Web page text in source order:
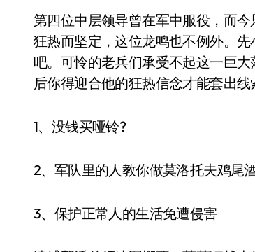
第四位中层领导曾在军中服役，而
狂热而坚定，这位龙鸣也不例外。
吧。可怜的老兵们承受不起这一巨
后你得迎合他的狂热信念才能套出线
1、没钱买哑铃?
2、军队里的人教你做莫洛托夫鸡尾
3、保护正常人的生活免遭侵害